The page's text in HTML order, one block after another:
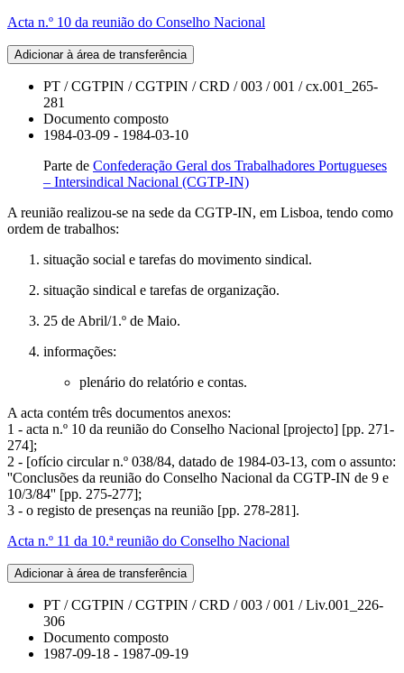
Acta n.º 10 da reunião do Conselho Nacional
Adicionar à área de transferência
PT / CGTPIN / CGTPIN / CRD / 003 / 001 / cx.001_265-
281
Documento composto
1984-03-09 - 1984-03-10
Parte de Confederação Geral dos Trabalhadores Portugueses
– Intersindical Nacional (CGTP-IN)
A reunião realizou-se na sede da CGTP-IN, em Lisboa, tendo como
ordem de trabalhos:
situação social e tarefas do movimento sindical.
situação sindical e tarefas de organização.
25 de Abril/1.º de Maio.
informações:
plenário do relatório e contas.
A acta contém três documentos anexos:
1 - acta n.º 10 da reunião do Conselho Nacional [projecto] [pp. 271-
274];
2 - [ofício circular n.º 038/84, datado de 1984-03-13, com o assunto:
''Conclusões da reunião do Conselho Nacional da CGTP-IN de 9 e
10/3/84'' [pp. 275-277];
3 - o registo de presenças na reunião [pp. 278-281].
Acta n.º 11 da 10.ª reunião do Conselho Nacional
Adicionar à área de transferência
PT / CGTPIN / CGTPIN / CRD / 003 / 001 / Liv.001_226-
306
Documento composto
1987-09-18 - 1987-09-19